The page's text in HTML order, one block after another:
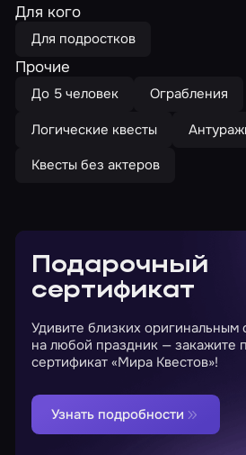
Для кого
Для подростков
Прочие
До 5 человек
Ограбления
Логические квесты
Квесты без актеров
Подарочный
сертификат
Удивите близких
на любой праздник — закажите
сертификат «Мира Квестов»!
Узнать подробности